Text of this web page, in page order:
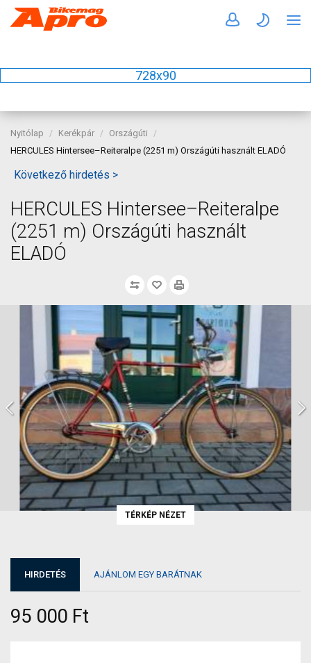
728x90
Nyitólap Kerékpár
Országúti
HERCULES Hintersee–Reiteralpe (2251 m) Országúti használt ELADÓ
Következő hirdetés >
HERCULES Hintersee–Reiteralpe
(2251 m) Országúti használt
ELADÓ
TÉRKÉP NÉZET
HIRDETÉS AJÁNLOM EGY BARÁTNAK
95 000 Ft